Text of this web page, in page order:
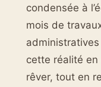
condensée à
mois de
cette réalité
rêver, tout en